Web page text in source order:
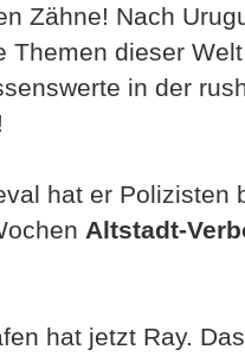
Zähne! Nach
Themen dieser
in der
!
hat er Polizisten
Altstadt-
hat jetzt Ray.